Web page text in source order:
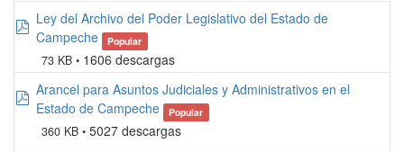
pdf
Ley del Archivo del Poder Legislativo del Estado de
Campeche
Popular
73 KB 1606 descargas
pdf
Arancel para Asuntos Judiciales y Administrativos en el
Estado de Campeche
Popular
360 KB 5027 descargas